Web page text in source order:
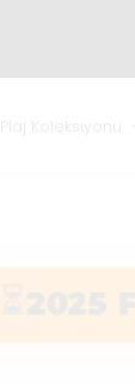
Plaj Koleksiyonu